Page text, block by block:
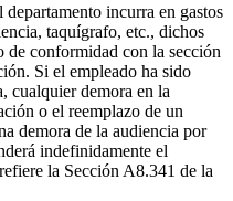
incurra en gastos
taquígrafo, etc., dichos
de conformidad con la sección
Si el empleado ha sido
cualquier demora en la
o el reemplazo de un
demora de la audiencia por
indefinidamente el
la Sección A8.341 de la